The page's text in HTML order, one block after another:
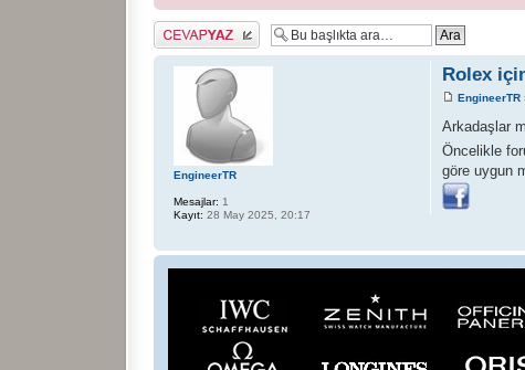
Cevap gönder
Rolex
EngineerTR
Arkadaşlar
Öncelikle
göre uygun
EngineerTR
Mesajlar: 1
Kayıt: 28 May 2025, 20:17